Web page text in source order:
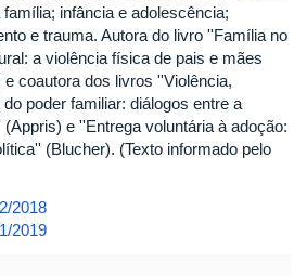
infância e adolescência;
e trauma. Autora do livro ''Família no
a violência física de pais e mães
coautora dos livros ''Violência,
poder familiar: diálogos entre a
e ''Entrega voluntária à adoção:
(Blucher). (Texto informado pelo
2018
2019